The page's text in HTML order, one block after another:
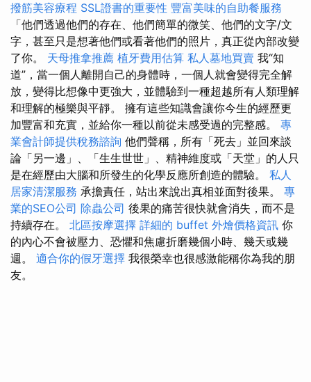
撥筋美容療程 SSL證書的重要性 豐富美味的自助餐服務
「他們透過他們的存在、他們簡單的微笑、他們的文字/文
字，甚至只是想著他們或看著他們的照片，真正從內部改變
了你。 天母推拿推薦 植牙費用估算 私人墓地買賣 我“知
道”，當一個人離開自己的身體時，一個人就會變得完全解
放，變得比想像中更強大，並體驗到一種超越所有人類理解
和理解的極樂與平靜。 擁有這些知識會讓你今生的經歷更
加豐富和充實，並給你一種以前從未感受過的完整感。 專
業會計師提供稅務諮詢 他們聲稱，所有「死去」並回來談
論「另一邊」、「生生世世」、精神維度或「天堂」的人只
是在經歷由大腦和所發生的化學反應所創造的體驗。 私人
居家清潔服務 承擔責任，站出來說出真相並面對後果。 專
業的SEO公司 除蟲公司 後果的痛苦很快就會消失，而不是
持續存在。 北區按摩選擇 詳細的 buffet 外燴價格資訊 你
的內心不會被壓力、恐懼和焦慮折磨幾個小時、幾天或幾
週。 適合你的假牙選擇 我很榮幸也很感激能稱你為我的朋
友。